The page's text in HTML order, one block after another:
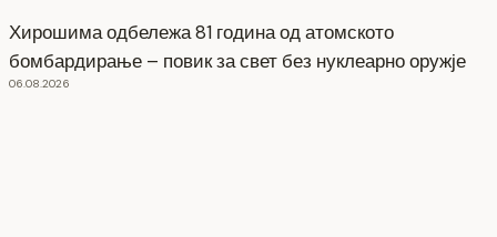
Хирошима одбележа 81 година од атомското
бомбардирање – повик за свет без нуклеарно оружје
06.08.2026